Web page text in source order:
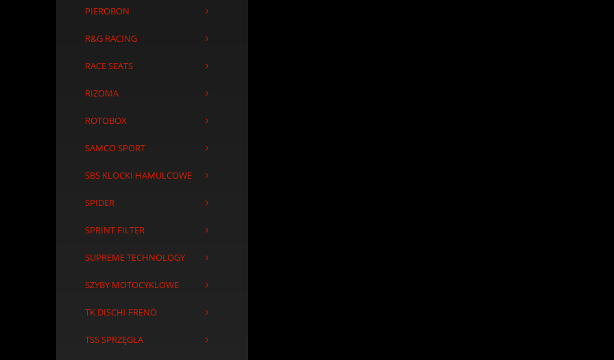
PIEROBON
R&G RACING
RACE SEATS
RIZOMA
ROTOBOX
SAMCO SPORT
SBS KLOCKI HAMULCOWE
SPIDER
SPRINT FILTER
SUPREME TECHNOLOGY
SZYBY MOTOCYKLOWE
TK DISCHI FRENO
TSS SPRZĘGŁA